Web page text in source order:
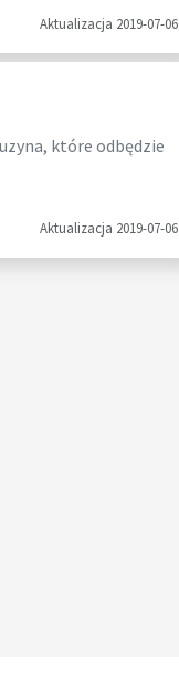
Aktualizacja 2019-07-06
które odbędzie
Aktualizacja 2019-07-06